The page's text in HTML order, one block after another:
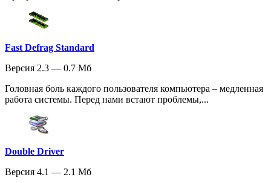
Fast Defrag Standard
Версия 2.3 — 0.7 Мб
Головная боль каждого пользователя компьютера – медленная
работа системы. Перед нами встают проблемы,...
Double Driver
Версия 4.1 — 2.1 Мб